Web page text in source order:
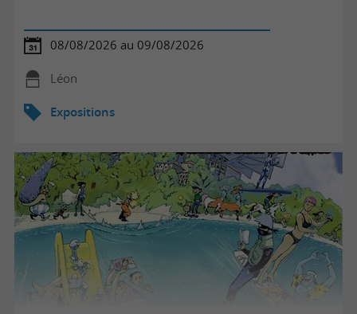
08/08/2026 au 09/08/2026
Léon
Expositions